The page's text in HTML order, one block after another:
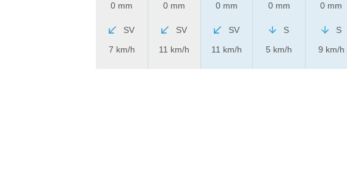
0 mm
SV
7 km/h
0 mm
SV
11 km/h
0 mm
SV
11 km/h
0 mm
S
5 km/h
0 mm
S
9 km/h